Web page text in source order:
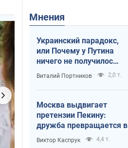
Мнения
Украинский парадокс,
или Почему у Путина
ничего не получилось
с Украиной
Виталий Портников 2,0 т.
Москва выдвигает
претензии Пекину:
дружба превращается в
зависимость России от
Китая
Виктор Каспрук 4,4 т.